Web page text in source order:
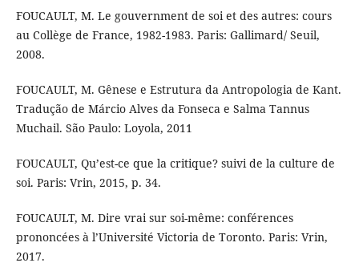
FOUCAULT, M. Le gouvernment de soi et des autres: cours
au Collège de France, 1982-1983. Paris: Gallimard/ Seuil,
2008.
FOUCAULT, M. Gênese e Estrutura da Antropologia de Kant.
Tradução de Márcio Alves da Fonseca e Salma Tannus
Muchail. São Paulo: Loyola, 2011
FOUCAULT, Qu’est-ce que la critique? suivi de la culture de
soi. Paris: Vrin, 2015, p. 34.
FOUCAULT, M. Dire vrai sur soi-même: conférences
prononcées à l’Université Victoria de Toronto. Paris: Vrin,
2017.